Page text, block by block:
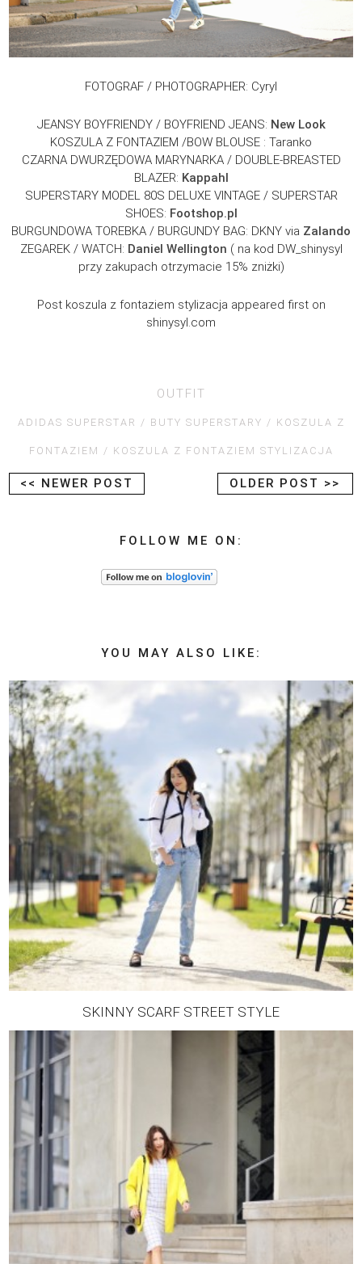
FOTOGRAF / PHOTOGRAPHER: Cyryl
JEANSY BOYFRIENDY / BOYFRIEND JEANS: New Look
KOSZULA Z FONTAZIEM /BOW BLOUSE : Taranko
CZARNA DWURZĘDOWA MARYNARKA / DOUBLE-BREASTED
BLAZER: Kappahl
SUPERSTARY MODEL 80S DELUXE VINTAGE / SUPERSTAR
SHOES: Footshop.pl
BURGUNDOWA TOREBKA / BURGUNDY BAG: DKNY via Zalando
ZEGAREK / WATCH: Daniel Wellington ( na kod DW_shinysyl
przy zakupach otrzymacie 15% zniżki)
Post koszula z fontaziem stylizacja appeared first on
shinysyl.com
OUTFIT
ADIDAS SUPERSTAR BUTY SUPERSTARY KOSZULA Z
FONTAZIEM KOSZULA Z FONTAZIEM STYLIZACJA
<< NEWER POST OLDER POST >>
FOLLOW ME ON:
YOU MAY ALSO LIKE:
SKINNY SCARF STREET STYLE